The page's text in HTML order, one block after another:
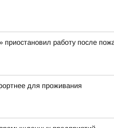
приостановил работу после
для проживания